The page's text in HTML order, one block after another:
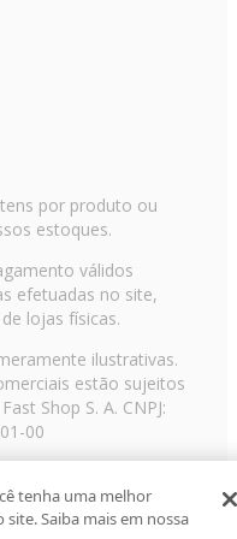
e sincronização)
a laser
– 1 metro
por produto ou
estoques.
válidos
efetuadas no site,
lojas físicas.
ilustrativas.
estão sujeitos
Shop S. A. CNPJ:
00
11 3003-3728 ©
reservadosRF
tenha uma melhor
Saiba mais em nossa